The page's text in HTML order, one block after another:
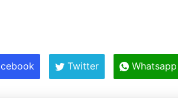
Twitter Whatsapp